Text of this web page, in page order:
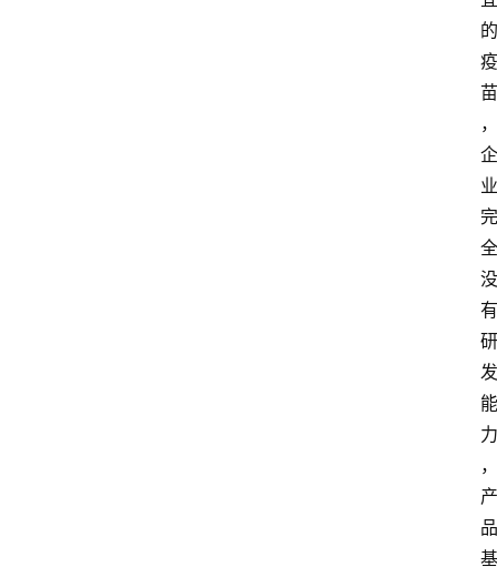
的
疫
苗
，
企
业
完
全
没
有
研
发
能
力
，
产
品
基